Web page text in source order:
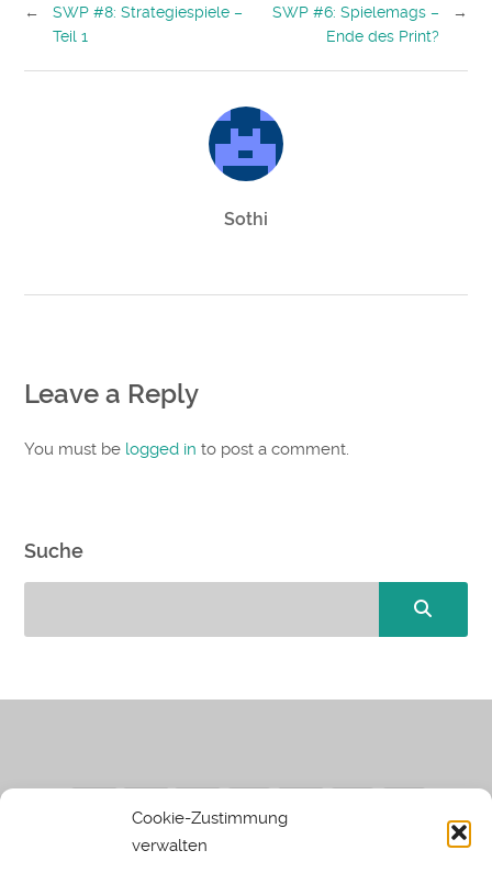
Cookie-Zustimmung
verwalten
SWP #6: Spielemags –
Ende des Print?
→
←
SWP #8: Strategiespiele –
Teil 1
Sothi
Leave a Reply
You must be logged in to post a comment.
Suche